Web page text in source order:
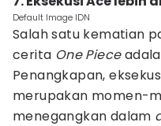
Default Image IDN
Salah satu kematian
cerita One Piece
Penangkapan,
merupakan momen-
menegangkan dalam